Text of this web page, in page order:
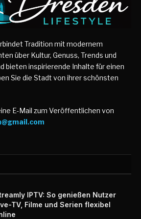
Tradition mit modernem
über Kultur, Genuss, Trends und
bieten inspirierende Inhalte für einen
Sie die Stadt von ihrer schönsten
E-Mail zum Veröffentlichen von
IPTV: So genießen Nutzer
TV, Filme und Serien flexibel